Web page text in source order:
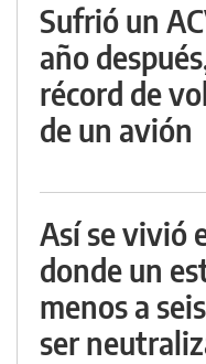
Sufrió un
año
récord de
de un avión
Así se vivió
donde un
menos a
ser